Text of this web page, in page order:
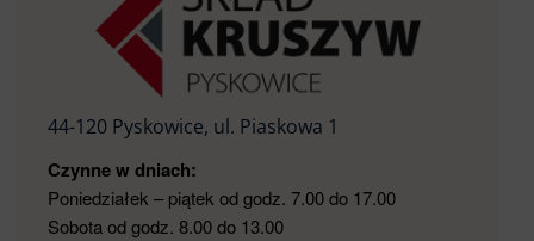
44-120 Pyskowice, ul. Piaskowa 1
Czynne w dniach:
Poniedziałek – piątek od godz. 7.00 do 17.00
Sobota od godz. 8.00 do 13.00